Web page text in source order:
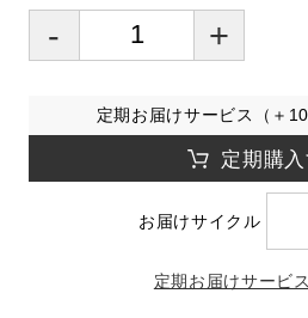
- +
定期お届けサービス（＋
定期購
お届けサイクル
定期お届けサービ